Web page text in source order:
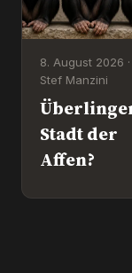
8. August 2026 ·
Stef Manzini
Stadt der
Affen?